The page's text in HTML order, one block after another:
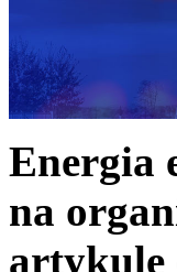
Energia
na
artykule